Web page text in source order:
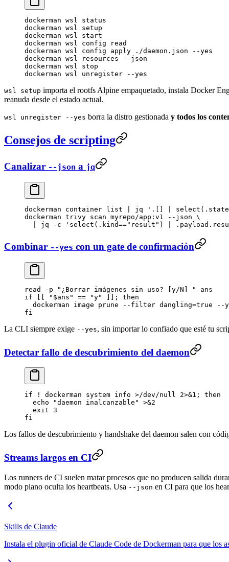
dockerman wsl status
dockerman wsl setup
dockerman wsl start
dockerman wsl config read
dockerman wsl config apply ./daemon.json --yes
dockerman wsl resources --json
dockerman wsl stop
dockerman wsl unregister --yes
wsl setup importa el rootfs Alpine empaquetado, instala Docker
reanuda desde el estado actual.
wsl unregister --yes borra la distro gestionada y todos los
Consejos de scripting
Canalizar --json a jq
dockerman container list jq '.[] |
dockerman trivy scan myrepo/app:v1 --json \
jq -c 'select(.kind=="result") |
Combinar --yes con un gate de confirmación
read -p "¿Borrar imágenes sin uso? [y/N] "
ans
if
" $ans " == "y" ]]; then
  dockerman
image prune --filter dangling=true --
fi
La CLI siempre exige --yes, sin importar lo confiado que esté tu
Detectar fallo de descubrimiento del daemon
if ! dockerman system info >/dev/null 2>&1 ; then
  echo
"daemon inalcanzable"
>&2
  exit
3
fi
Los fallos de descubrimiento y handshake del daemon salen con
Streams largos en CI
Los runners de CI suelen matar procesos que no producen salida
modo plano oculta los heartbeats. Usa --json en CI para que los
Skills de Claude
Instala el plugin oficial de Claude Code de Dockerman para que los